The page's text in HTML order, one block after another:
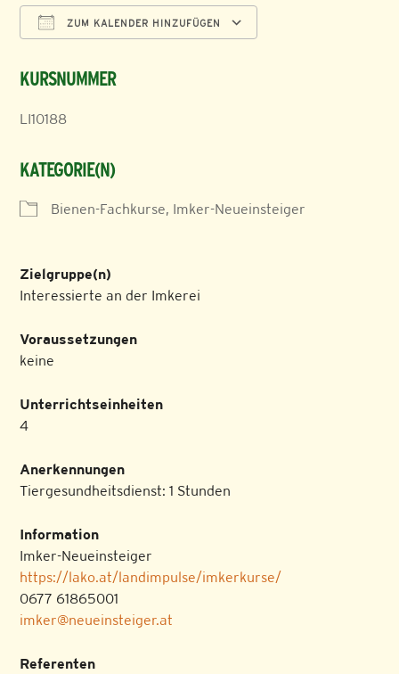
ZUM KALENDER HINZUFÜGEN
KURSNUMMER
LI10188
KATEGORIE(N)
Bienen-Fachkurse, Imker-Neueinsteiger
Zielgruppe(n)
Interessierte an der Imkerei
Voraussetzungen
keine
Unterrichtseinheiten
4
Anerkennungen
Tiergesundheitsdienst: 1 Stunden
Information
Imker-Neueinsteiger
https://lako.at/landimpulse/imkerkurse/
0677 61865001
imker@neueinsteiger.at
Referenten